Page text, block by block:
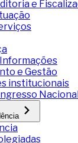
e
e Gestão
institucionais